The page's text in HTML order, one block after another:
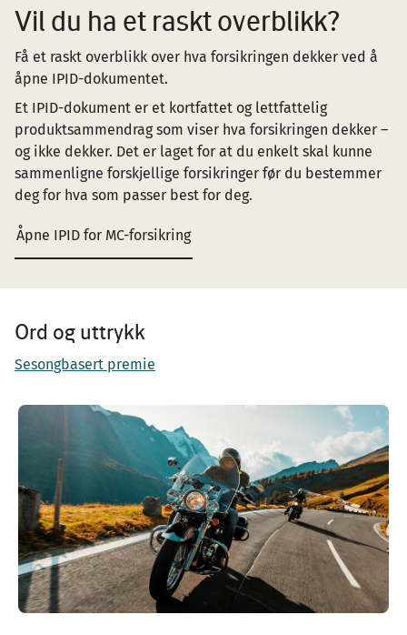
Vil du ha et raskt overblikk?
Få et raskt overblikk over hva forsikringen dekker ved å
åpne IPID-dokumentet.
Et IPID-dokument er et kortfattet og lettfattelig
produktsammendrag som viser hva forsikringen dekker –
og ikke dekker. Det er laget for at du enkelt skal kunne
sammenligne forskjellige forsikringer før du bestemmer
deg for hva som passer best for deg.
Åpne IPID for MC-forsikring
Ord og uttrykk
Sesongbasert premie